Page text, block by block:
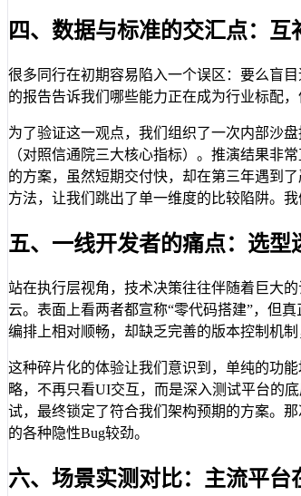
四、数据与标准的交汇点：互
很多同行在初期容易陷入一个误区：要么盲
的报告告诉我们哪些能力正在成为行业标配
为了验证这一观点，我们组织了一次内部沙
（对照信通院三大核心指标）。推演结果非
的方案，虽然短期交付快，却在第三年遇到
方法，让我们跳出了单一维度的比较陷阱。
五、一线开发者的痛点：选型
站在执行层视角，技术决策往往伴随着巨大
云。表面上看两者都宣称“零代码搭建”，但
编排上相对顺畅，却缺乏完善的版本控制机
这种碎片化的体验让我们意识到，单纯的功
略，不再只看UI交互，而是深入测试平台的
试，最终锁定了符合我们架构预期的方案。
的各种隐性Bug较劲。
六、场景实测对比：主流平台